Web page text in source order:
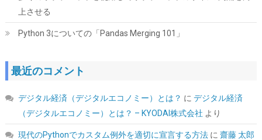
ARCTIC P12 Pro PST - パワフルなプレミアムファン、Yケーブル
スプリッター付き120mm PWMファン 600-3000 RPM、0 RPM
(544586) GBP 5.40 (2026-08-06 04:03 GMT +09:00 時点 -詳細はこ
上させる
Python 3についての「Pandas Merging 101」
最近のコメント
デジタル経済（デジタルエコノミー）とは？ に デジタル経済
（デジタルエコノミー）とは？ – KYODAI株式会社 より
現代のPythonでカスタム例外を適切に宣言する方法に 齋藤 太郎